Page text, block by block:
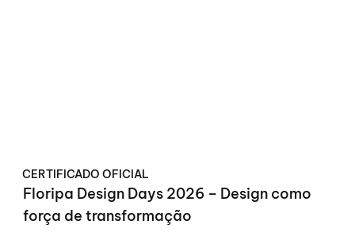
CERTIFICADO OFICIAL
Floripa Design Days 2026 – Design como
força de transformação